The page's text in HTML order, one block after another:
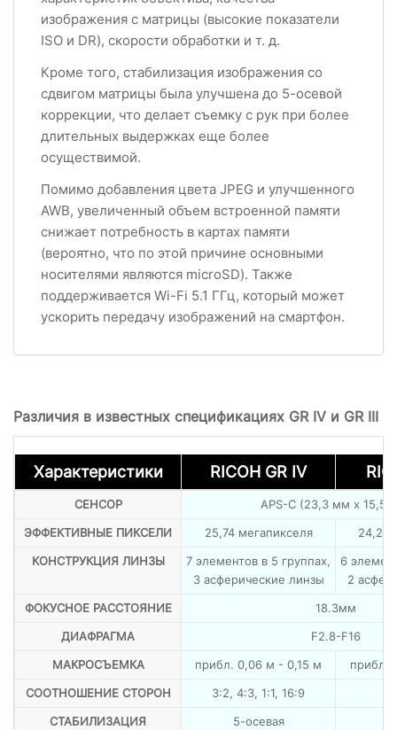
изображения с матрицы (высокие показатели
ISO и DR), скорости обработки и т. д.
Кроме того, стабилизация изображения со
сдвигом матрицы была улучшена до 5-осевой
коррекции, что делает съемку с рук при более
длительных выдержках еще более
осуществимой.
Помимо добавления цвета JPEG и улучшенного
AWB, увеличенный объем встроенной памяти
снижает потребность в картах памяти
(вероятно, что по этой причине основными
носителями являются microSD). Также
поддерживается Wi-Fi 5.1 ГГц, который может
ускорить передачу изображений на смартфон.
Различия в известных спецификациях GR IV и GR III
Характеристики RICOH GR IV
СЕНСОР
APS-C (23,3 мм x 15,5
ЭФФЕКТИВНЫЕ ПИКСЕЛИ
25,74 мегапикселя
24,24
КОНСТРУКЦИЯ ЛИНЗЫ
7 элементов в 5 группах,
3 асферические линзы
6
2
ФОКУСНОЕ РАССТОЯНИЕ
18.3мм
ДИАФРАГМА
F2.8-F16
МАКРОСЪЕМКА
прибл. 0,06 м - 0,15 м
прибл.
СООТНОШЕНИЕ СТОРОН
3:2, 4:3, 1:1, 16:9
СТАБИЛИЗАЦИЯ
5-осевая